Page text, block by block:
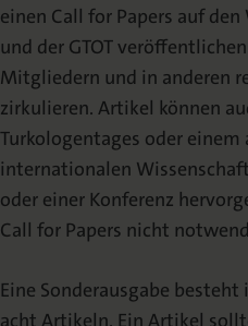
einen Call for Papers auf
und der GTOT
Mitgliedern und in anderen
zirkulieren. Artikel können
Turkologentages oder einem
internationalen
oder einer Konferenz
Call for Papers nicht
Eine Sonderausgabe
acht Artikeln. Ein Artikel